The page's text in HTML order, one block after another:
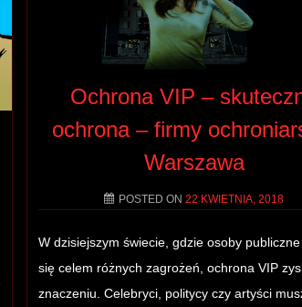
Ochrona VIP –
ochrona – firmy
Warszawa
POSTED ON22 KWIETNIA, 2018
W dzisiejszym świecie, gdzie osoby
się celem różnych zagrożeń, ochrona VIP
znaczeniu. Celebryci, politycy czy artyści